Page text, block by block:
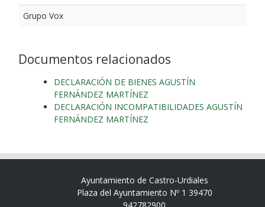
Grupo Vox
Documentos relacionados
DECLARACIÓN DE BIENES AGUSTÍN
FERNÁNDEZ MARTÍNEZ
DECLARACIÓN INCOMPATIBILIDADES AGUSTÍN
FERNÁNDEZ MARTÍNEZ
Ayuntamiento de Castro-Urdiales
Plaza del Ayuntamiento Nº 1 39470